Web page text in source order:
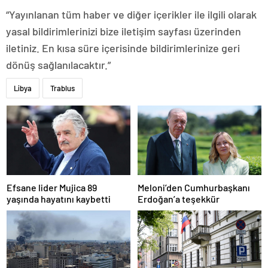
“Yayınlanan tüm haber ve diğer içerikler ile ilgili olarak
yasal bildirimlerinizi bize iletişim sayfası üzerinden
iletiniz. En kısa süre içerisinde bildirimlerinize geri
dönüş sağlanılacaktır.”
Libya Trablus
Efsane lider Mujica 89
yaşında hayatını kaybetti
Meloni’den Cumhurbaşkanı
Erdoğan’a teşekkür